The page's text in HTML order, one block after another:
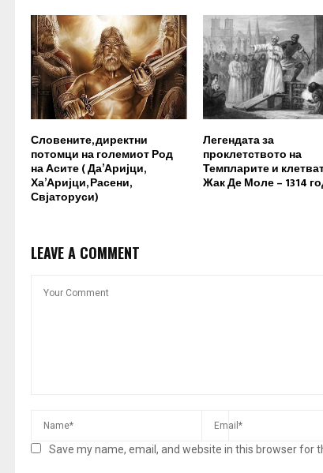
Словените, директни
потомци на големиот Род
на Асите ( Да’Аријци,
Ха’Аријци, Расени,
Свјаторуси)
Легендата за
проклетството на
Темпларите и
Жак Де Моле – 1314
LEAVE A COMMENT
Save my name, email, and website in this browser for